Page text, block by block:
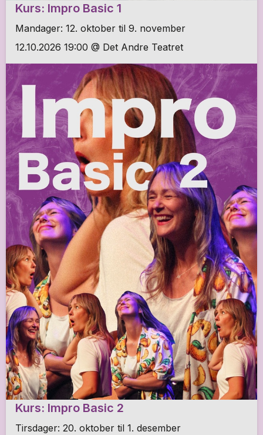
Kurs: Impro Basic 1
Mandager: 12. oktober til 9. november
12.10.2026 19:00 @ Det Andre Teatret
Kurs: Impro Basic 2
Tirsdager: 20. oktober til 1. desember